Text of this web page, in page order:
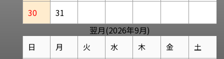
30
31
翌月(2026年9月)
日 月 火 水 木 金 土